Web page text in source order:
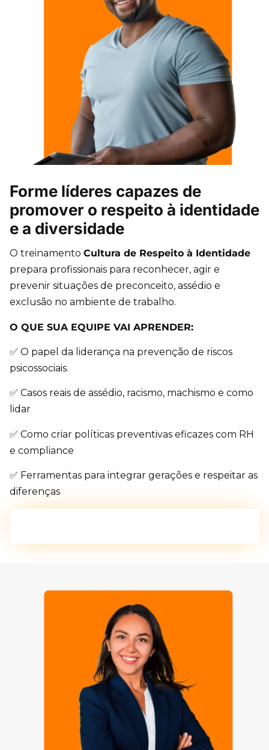
Forme líderes capazes de
promover o respeito à identidade
e a diversidade
O treinamento Cultura de Respeito à Identidade
prepara profissionais para reconhecer, agir e
prevenir situações de preconceito, assédio e
exclusão no ambiente de trabalho.
O QUE SUA EQUIPE VAI APRENDER:
✅ O papel da liderança na prevenção de riscos
psicossociais.
✅ Casos reais de assédio, racismo, machismo e como
lidar
✅ Como criar políticas preventivas eficazes com RH
e compliance
✅ Ferramentas para integrar gerações e respeitar as
diferenças